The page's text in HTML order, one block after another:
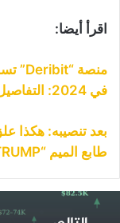
اقرأ أيضا:
في 2024: التفاصيل
بعد تنصيبه: هكذا
طابع الميم “TRUMP”
البيتكوين